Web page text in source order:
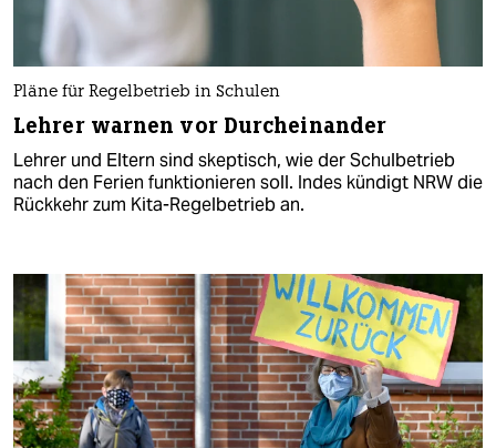
Pläne für Regelbetrieb in Schulen
Lehrer warnen vor Durcheinander
Lehrer und Eltern sind skeptisch, wie der Schulbetrieb
nach den Ferien funktionieren soll. Indes kündigt NRW die
Rückkehr zum Kita-Regelbetrieb an.